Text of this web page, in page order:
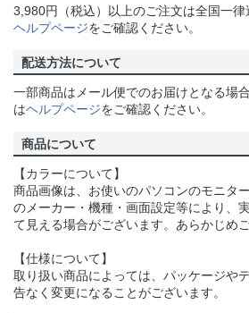
3,980円（税込）以上のご注文は全国一
ヘルプページをご確認ください。
配送方法について
一部商品はメール便でのお届けとなる場
はヘルプページをご確認ください。
商品について
【カラーについて】
商品画像は、お使いのパソコンのモニタ
のメーカー・機種・画面設定等により、
て見える場合がございます。あらかじめ
【仕様について】
取り扱い商品によっては、パッケージや
告なく変更になることがございます。